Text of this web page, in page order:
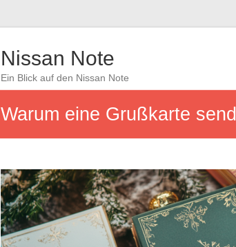
Nissan Note
Ein Blick auf den Nissan Note
Warum eine Grußkarte